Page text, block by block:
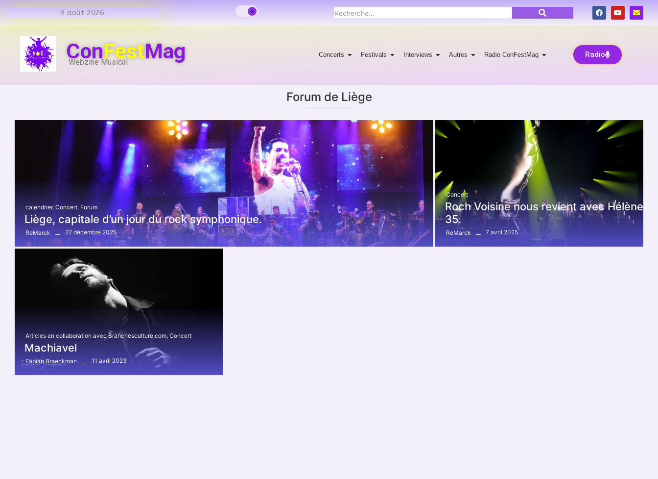
9 août 2026
ConFestMag
Webzine Musical
Concerts Festivals Interviews Autres Radio ConFestMag Radio
Forum de Liège
calendrier, Concert, Forum
Liège, capitale d’un jour du rock symphonique.
ReMarck 22 décembre 2025
Concert
Roch Voisine nous revient avec Hélène
35.
ReMarck 7 avril 2025
Articles en collaboration avec Branchésculture.com, Concert
Machiavel
Fabian Braeckman 11 avril 2023